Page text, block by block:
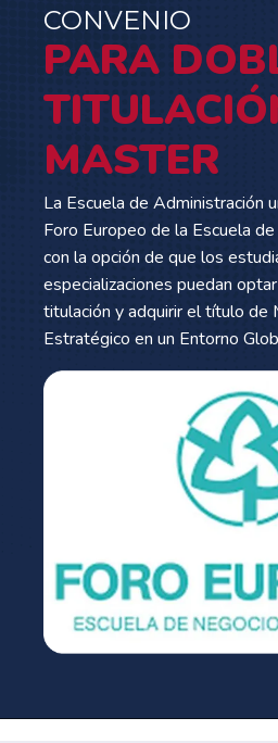
CONVENIO
PARA
MASTER
La Escuela de Administración
Foro Europeo de la Escuela
con la opción de que los
especializaciones puedan
titulación y adquirir el título de
Estratégico en un Entorno